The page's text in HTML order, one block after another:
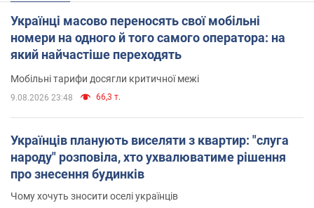
Українці масово переносять свої мобільні
номери на одного й того самого оператора: на
який найчастіше переходять
Мобільні тарифи досягли критичної межі
9.08.2026 23:48 66,3 т.
Українців планують виселяти з квартир: "слуга
народу" розповіла, хто ухвалюватиме рішення
про знесення будинків
Чому хочуть зносити оселі українців